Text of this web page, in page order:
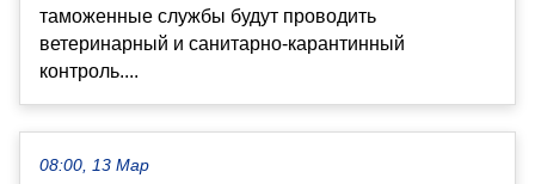
таможенные службы будут проводить
ветеринарный и санитарно-карантинный
контроль....
08:00, 13 Мар